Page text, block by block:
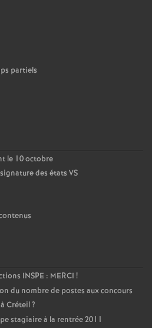
partiels
le 10 octobre
des états VS
INSPE : MERCI !
du nombre de postes aux concours
Créteil?
stagiaire à la rentrée 2011